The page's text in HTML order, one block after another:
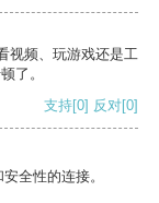
视频、玩游戏还是工
了。
支持[0] 反对[0]
全性的连接。